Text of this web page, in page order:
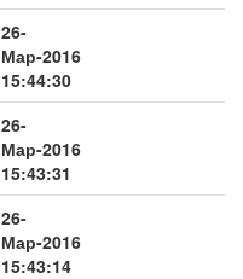
26-
Мар-2016
15:44:30
26-
Мар-2016
15:43:31
26-
Мар-2016
15:43:14